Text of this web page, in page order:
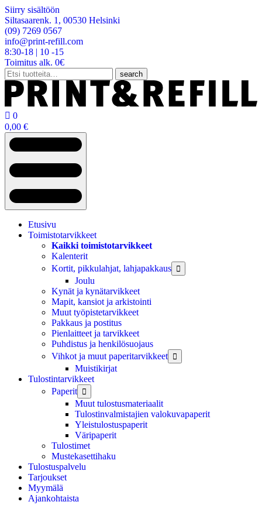
Siirry sisältöön
Siltasaarenk. 1, 00530 Helsinki
(09) 7269 0567
info@print-refill.com
8:30-18 | 10 -15
Toimitus alk. 0€
Etsi:
search
 0
0,00 €
Etusivu
Toimistotarvikkeet
Kaikki toimistotarvikkeet
Kalenterit
Kortit, pikkulahjat, lahjapakkaus

Joulu
Kynät ja kynätarvikkeet
Mapit, kansiot ja arkistointi
Muut työpistetarvikkeet
Pakkaus ja postitus
Pienlaitteet ja tarvikkeet
Puhdistus ja henkilösuojaus
Vihkot ja muut paperitarvikkeet

Muistikirjat
Tulostintarvikkeet
Paperit

Muut tulostusmateriaalit
Tulostinvalmistajien valokuvapaperit
Yleistulostuspaperit
Väripaperit
Tulostimet
Mustekasettihaku
Tulostuspalvelu
Tarjoukset
Myymälä
Ajankohtaista